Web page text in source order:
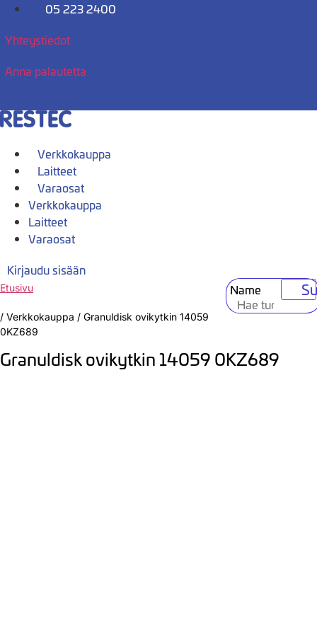
Mene
05 223 2400
Yhteystiedot
Anna palautetta
Verkkokauppa
Laitteet
Varaosat
Verkkokauppa
Laitteet
Varaosat
Kirjaudu sisään
Name
Etusivu
/ Verkkokauppa / Granuldisk ovikytkin 14059
0KZ689
Granuldisk ovikytkin 14059 0KZ689